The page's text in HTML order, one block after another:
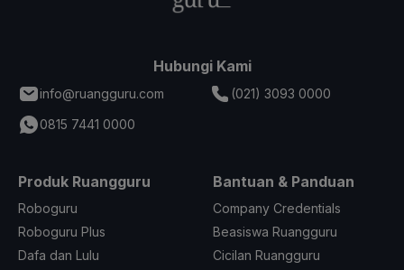
Hubungi Kami
info@ruangguru.com
(021) 3093 0000
0815 7441 0000
Produk Ruangguru
Roboguru
Roboguru Plus
Dafa dan Lulu
Bantuan & Panduan
Company Credentials
Beasiswa Ruangguru
Cicilan Ruangguru